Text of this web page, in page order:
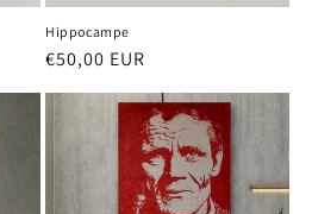
Hippocampe
Prix
€50,00 EUR